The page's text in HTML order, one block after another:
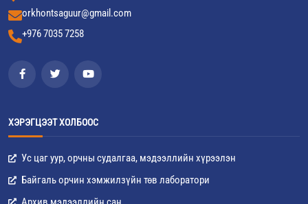
orkhontsaguur@gmail.com
+976 7035 7258
ХЭРЭГЦЭЭТ ХОЛБООС
Ус цаг уур, орчны судалгаа, мэдээллийн хүрээлэн
Байгаль орчин хэмжилзүйн төв лаборатори